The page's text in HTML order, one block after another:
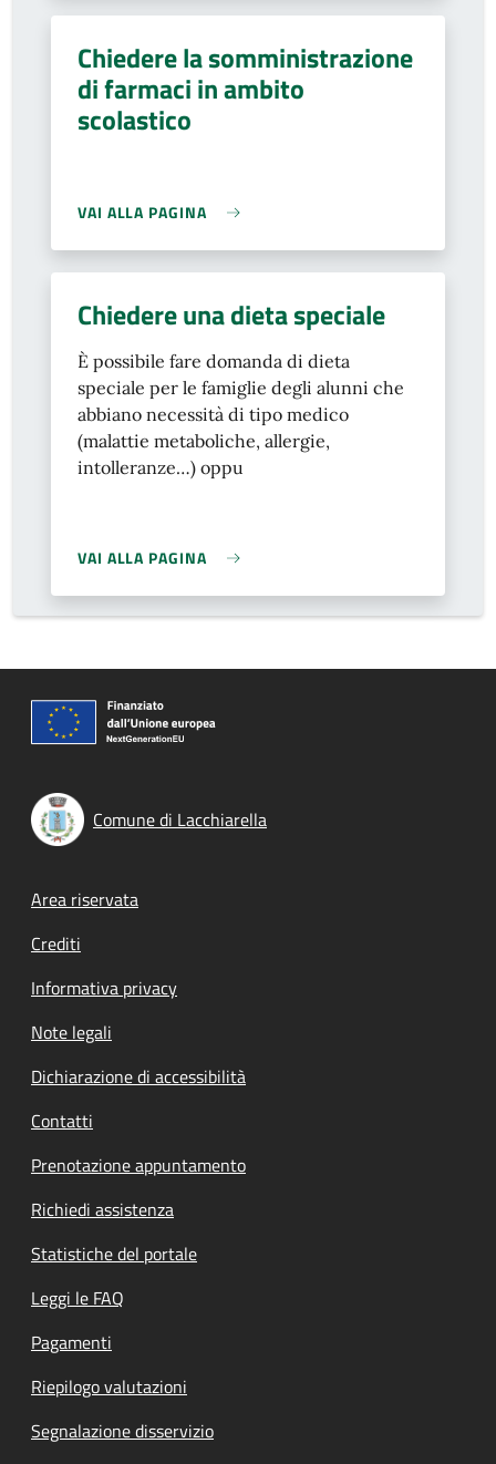
Chiedere la somministrazione
di farmaci in ambito
scolastico
VAI ALLA PAGINA
Chiedere una dieta speciale
È possibile fare domanda di dieta
speciale per le famiglie degli alunni che
abbiano necessità di tipo medico
(malattie metaboliche, allergie,
intolleranze…) oppu
VAI ALLA PAGINA
Comune di Lacchiarella
Footer menu
Area riservata
Crediti
Informativa privacy
Note legali
Dichiarazione di accessibilità
Contatti
Prenotazione appuntamento
Richiedi assistenza
Statistiche del portale
Leggi le FAQ
Pagamenti
Riepilogo valutazioni
Segnalazione disservizio